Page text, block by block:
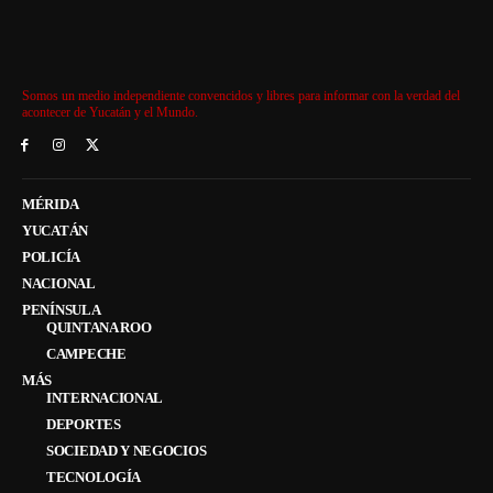
Somos un medio independiente convencidos y libres para informar con la verdad del
acontecer de Yucatán y el Mundo.
MÉRIDA
YUCATÁN
POLICÍA
NACIONAL
PENÍNSULA
QUINTANA ROO
CAMPECHE
MÁS
INTERNACIONAL
DEPORTES
SOCIEDAD Y NEGOCIOS
TECNOLOGÍA